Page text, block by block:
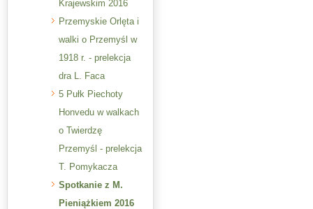
Krajewskim 2016
Przemyskie Orlęta i
walki o Przemyśl w
1918 r. - prelekcja
dra L. Faca
5 Pułk Piechoty
Honvedu w walkach
o Twierdzę
Przemyśl - prelekcja
T. Pomykacza
Spotkanie z M.
Pieniążkiem 2016